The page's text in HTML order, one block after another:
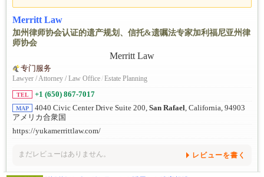
Merritt Law
加州律师协会认证的遗产规划、信托&遗嘱法专家加利福尼亚州律
师协会
专门服务
Lawyer / Attorney / Law Office/Estate Planning
TEL +1 (650) 867-7017
MAP 4040 Civic Center Drive Suite 200, San Rafael, California, 94903
アメリカ合衆国
https://yukamerrittlaw.com/
まだレビューはありません。 レビューを書く